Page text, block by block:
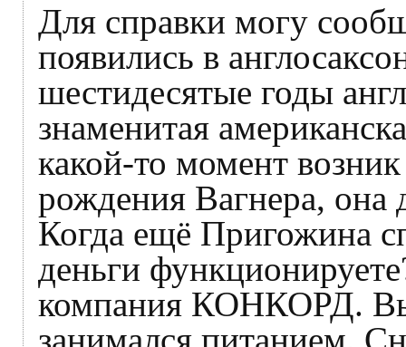
Для справки могу
появились в
шестидесятые годы
знаменитая
какой-то момент
рождения Вагнера, она
Когда ещё Пригожина
деньги
компания КОНКОРД.
занимался питанием.